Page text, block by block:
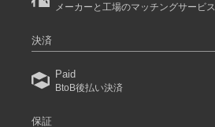
メーカーと工場のマッチングサービス
決済
Paid
BtoB後払い決済
保証